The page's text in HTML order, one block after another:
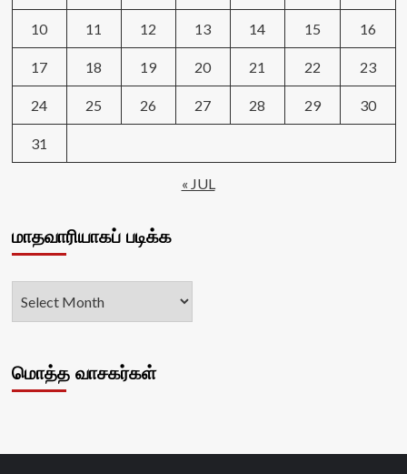
10 11 12 13 14 15 16
17 18 19 20 21 22 23
24 25 26 27 28 29 30
31
« JUL
மாதவாரியாகப் படிக்க
மொத்த வாசகர்கள்